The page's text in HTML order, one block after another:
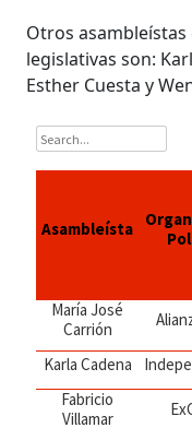
Otros
legislativas son:
Esther Cuesta y